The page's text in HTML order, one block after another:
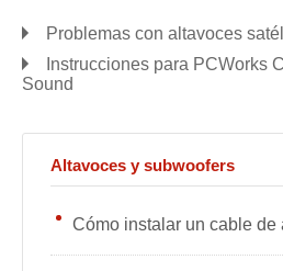
Problemas con altavoces
Instrucciones para PCWorks
Sound
Altavoces y subwoofers
Cómo instalar un cable de